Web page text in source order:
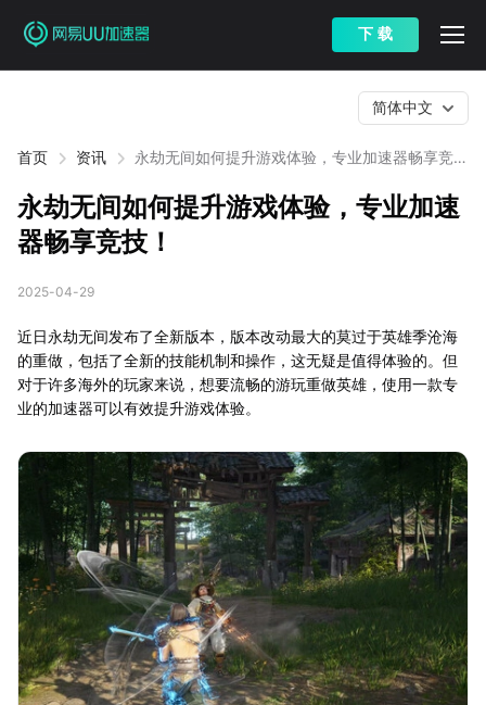
下 载
首页 资讯
永劫无间如何提升游戏体验，专业加速器畅享竞
简体中文
永劫无间如何提升游戏体验，专业加速
器畅享竞技！
2025-04-29
近日永劫无间发布了全新版本，版本改动最大的莫过于英雄季沧海
的重做，包括了全新的技能机制和操作，这无疑是值得体验的。但
对于许多海外的玩家来说，想要流畅的游玩重做英雄，使用一款专
业的加速器可以有效提升游戏体验。